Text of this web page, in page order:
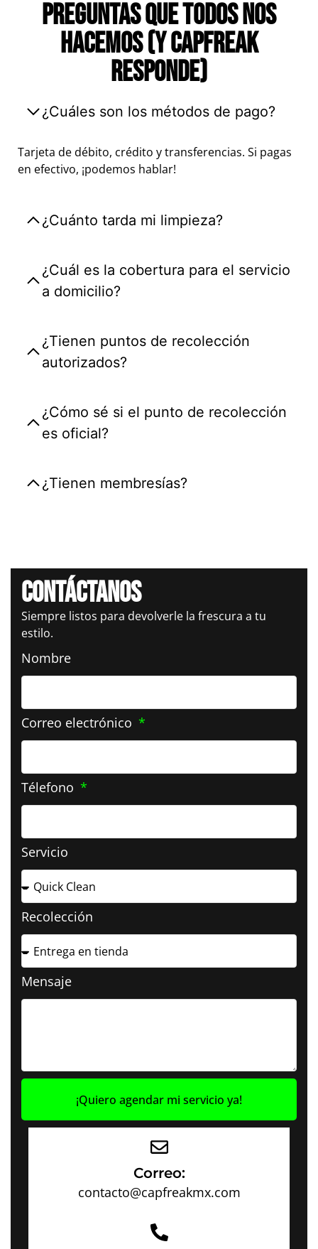
Preguntas que todos nos
hacemos (y capfreak
responde)
¿Cuáles son los métodos de pago?
Tarjeta de débito, crédito y transferencias. Si pagas
en efectivo, ¡podemos hablar!
¿Cuánto tarda mi limpieza?
¿Cuál es la cobertura para el servicio
a domicilio?
¿Tienen puntos de recolección
autorizados?
¿Cómo sé si el punto de recolección
es oficial?
¿Tienen membresías?
Contáctanos
Siempre listos para devolverle la frescura a tu
estilo.
Nombre
Correo electrónico
Télefono
Servicio
Recolección
Mensaje
¡Quiero agendar mi servicio ya!
Correo:
contacto@capfreakmx.com